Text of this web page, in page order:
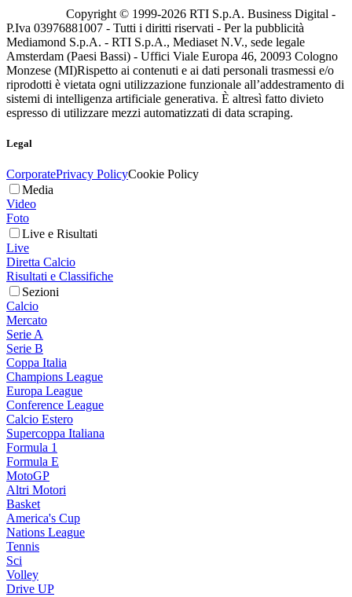
Copyright © 1999-2026 RTI S.p.A. Business Digital -
P.Iva 03976881007 - Tutti i diritti riservati - Per la pubblicità
Mediamond S.p.A. - RTI S.p.A., Mediaset N.V., sede legale
Amsterdam (Paesi Bassi) - Uffici Viale Europa 46, 20093 Cologno
Monzese (MI)Rispetto ai contenuti e ai dati personali trasmessi e/o
riprodotti è vietata ogni utilizzazione funzionale all’addestramento di
sistemi di intelligenza artificiale generativa. È altresì fatto divieto
espresso di utilizzare mezzi automatizzati di data scraping.
Legal
CorporatePrivacy PolicyCookie Policy
Media
Video
Foto
Live e Risultati
Live
Diretta Calcio
Risultati e Classifiche
Sezioni
Calcio
Mercato
Serie A
Serie B
Coppa Italia
Champions League
Europa League
Conference League
Calcio Estero
Supercoppa Italiana
Formula 1
Formula E
MotoGP
Altri Motori
Basket
America's Cup
Nations League
Tennis
Sci
Volley
Drive UP